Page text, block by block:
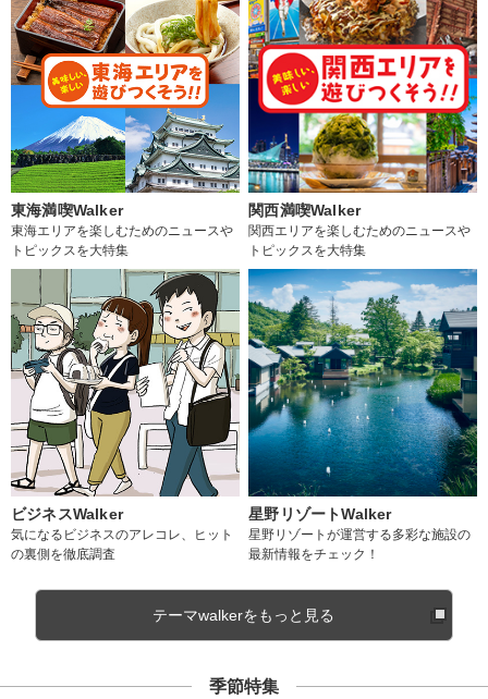
東海満喫Walker
東海エリアを楽しむためのニュースや
トピックスを大特集
関西満喫Walker
関西エリアを楽しむためのニュースや
トピックスを大特集
ビジネスWalker
気になるビジネスのアレコレ、ヒット
の裏側を徹底調査
星野リゾートWalker
星野リゾートが運営する多彩な施設の
最新情報をチェック！
テーマwalkerをもっと見る
季節特集